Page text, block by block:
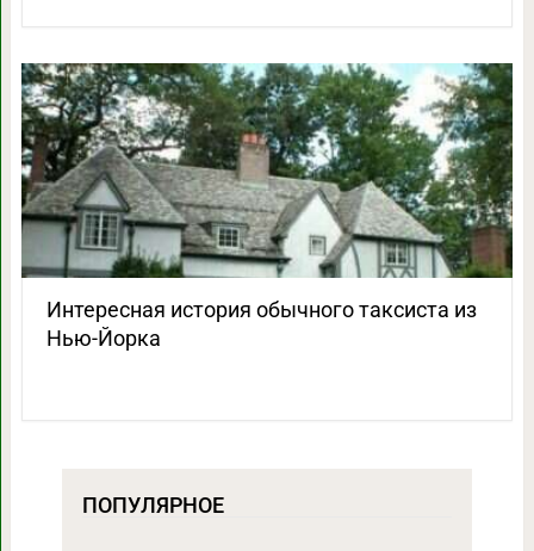
Интересная история обычного таксиста из
Нью-Йорка
ПОПУЛЯРНОЕ